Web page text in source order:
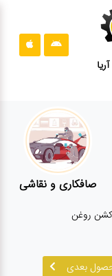
صافکاری و نقاشی
روغن
بعدی